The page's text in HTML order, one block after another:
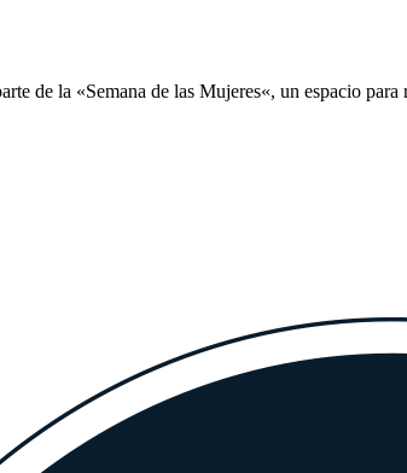
de la «Semana de las Mujeres«, un espacio